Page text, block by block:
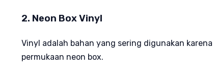
2. Neon Box Vinyl
Vinyl adalah bahan yang sering digunakan
permukaan neon box.